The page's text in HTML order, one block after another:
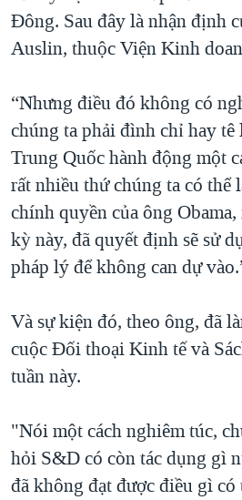
Đông. Sau đây là nhận định
Auslin, thuộc Viện Kinh
“Nhưng điều đó không có
chúng ta phải đình chỉ hay
Trung Quốc hành động một
rất nhiều thứ chúng ta có thể
chính quyền của ông
kỳ này, đã quyết định sẽ sử
pháp lý để không can dự
Và sự kiện đó, theo ông, đã
cuộc Đối thoại Kinh tế và
tuần này.
"Nói một cách nghiêm túc,
hỏi S&D có còn tác dụng gì
đã không đạt được điều gì có